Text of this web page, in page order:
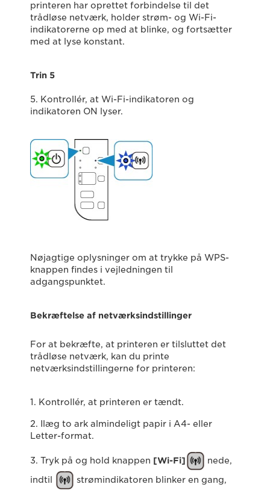
printeren har oprettet forbindelse til det
trådløse netværk, holder strøm- og Wi-Fi-
indikatorerne op med at blinke, og fortsætter
med at lyse konstant.
Trin 5
5. Kontrollér, at Wi-Fi-indikatoren og
indikatoren ON lyser.
Nøjagtige oplysninger om at trykke på WPS-
knappen findes i vejledningen til
adgangspunktet.
Bekræftelse af netværksindstillinger
For at bekræfte, at printeren er tilsluttet det
trådløse netværk, kan du printe
netværksindstillingerne for printeren:
1. Kontrollér, at printeren er tændt.
2. Ilæg to ark almindeligt papir i A4- eller
Letter-format.
3. Tryk på og hold knappen [Wi-Fi]
nede,
indtil
strømindikatoren blinker en gang,